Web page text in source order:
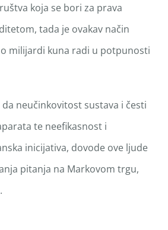
koja se bori za prava
tada je ovakav način
milijardi kuna radi u potpunosti
neučinkovitost sustava i česti
te neefikasnost i
inicijativa, dovode ove ljude
pitanja na Markovom trgu,